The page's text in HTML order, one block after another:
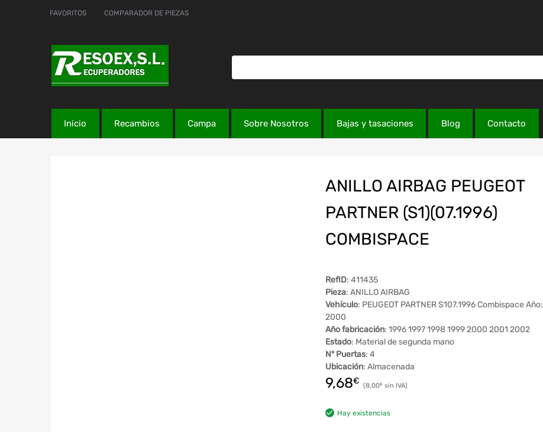
FAVORITOS COMPARADOR DE PIEZAS
Inicio Recambios Campa Sobre Nosotros Bajas y tasaciones Blog Contacto
ANILLO AIRBAG PEUGEOT
PARTNER (S1)(07.1996)
COMBISPACE
RefID: 411435
Pieza: ANILLO AIRBAG
Vehículo: PEUGEOT PARTNER S107.1996 Combispace Año:
2000
Año fabricación: 1996 1997 1998 1999 2000 2001 2002
Estado: Material de segunda mano
Nº Puertas: 4
Ubicación: Almacenada
9,68€ 8,00€
Hay existencias